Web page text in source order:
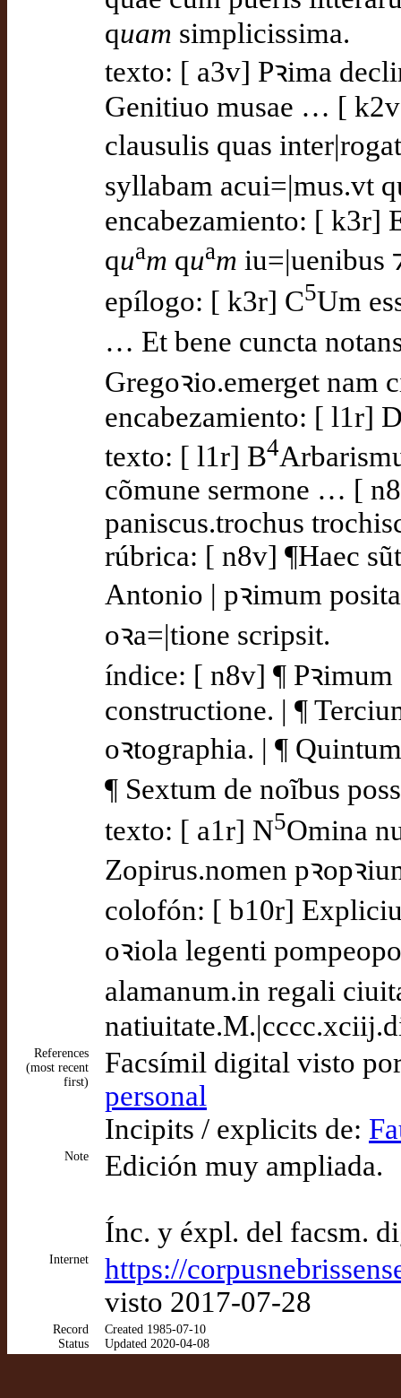
quam simplicissima.
texto: [ a3v] Pꝛima
Genitiuo musae … [
clausulis quas
syllabam acui=|mus.vt
encabezamiento: [ k3r]
quam quam iu=|uenibus
epílogo: [ k3r] C5Um
… Et bene cuncta
Gregoꝛio.emerget nam
encabezamiento: [ l1r]
texto: [ l1r] B4
cõmune sermone … [
paniscus.trochus
rúbrica: [ n8v] ¶Haec
Antonio | pꝛimum
oꝛa=|tione scripsit.
índice: [ n8v] ¶ Pꝛimum
constructione. | ¶
oꝛtographia. | ¶
¶ Sextum de noĩbus
texto: [ a1r] N5Omina
Zopirus.nomen
colofón: [ b10r]
oꝛiola legenti
alamanum.in regali
References
(most recent
first)
Facsímil digital visto
personal
Incipits / explicits de:
Note Edición muy ampliada.
Ínc. y éxpl. del facsm.
Internet
https://
visto 2017-07-28
Record
Status
Created 1985-07-10
Updated 2020-04-08